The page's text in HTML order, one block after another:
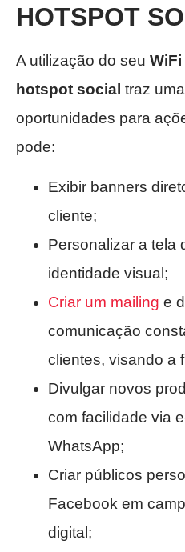
HOTSPOT
A utilização do seu WiFi
hotspot social traz
oportunidades para
pode:
Exibir banners
cliente;
Personalizar a tela
identidade visual;
Criar um mailing e
comunicação
clientes, visando a
Divulgar novos
com facilidade via
WhatsApp;
Criar públicos
Facebook em
digital;